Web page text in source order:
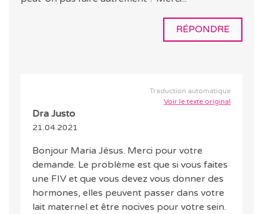
RÉPONDRE
Traduction automatique
Voir le texte original
Dra Justo
21.04.2021
Bonjour Maria Jésus. Merci pour votre
demande. Le problème est que si vous faites
une FIV et que vous devez vous donner des
hormones, elles peuvent passer dans votre
lait maternel et être nocives pour votre sein.